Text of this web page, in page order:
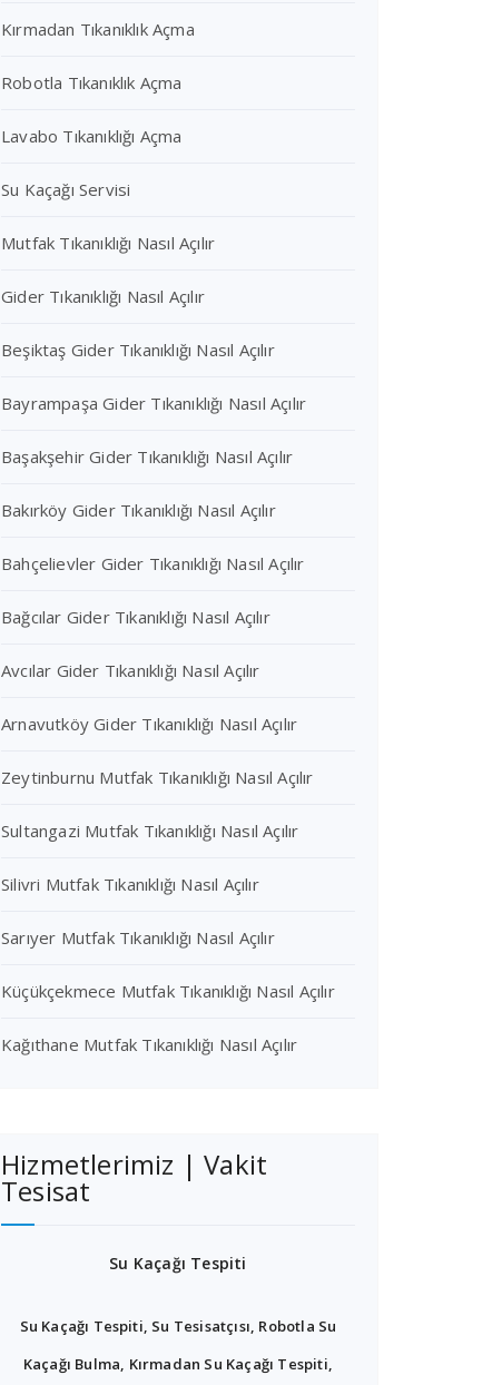
Kırmadan Tıkanıklık Açma
Robotla Tıkanıklık Açma
Lavabo Tıkanıklığı Açma
Su Kaçağı Servisi
Mutfak Tıkanıklığı Nasıl Açılır
Gider Tıkanıklığı Nasıl Açılır
Beşiktaş Gider Tıkanıklığı Nasıl Açılır
Bayrampaşa Gider Tıkanıklığı Nasıl Açılır
Başakşehir Gider Tıkanıklığı Nasıl Açılır
Bakırköy Gider Tıkanıklığı Nasıl Açılır
Bahçelievler Gider Tıkanıklığı Nasıl Açılır
Bağcılar Gider Tıkanıklığı Nasıl Açılır
Avcılar Gider Tıkanıklığı Nasıl Açılır
Arnavutköy Gider Tıkanıklığı Nasıl Açılır
Zeytinburnu Mutfak Tıkanıklığı Nasıl Açılır
Sultangazi Mutfak Tıkanıklığı Nasıl Açılır
Silivri Mutfak Tıkanıklığı Nasıl Açılır
Sarıyer Mutfak Tıkanıklığı Nasıl Açılır
Küçükçekmece Mutfak Tıkanıklığı Nasıl Açılır
Kağıthane Mutfak Tıkanıklığı Nasıl Açılır
Hizmetlerimiz | Vakit
Tesisat
Su Kaçağı Tespiti
Su Kaçağı Tespiti, Su Tesisatçısı, Robotla Su
Kaçağı Bulma, Kırmadan Su Kaçağı Tespiti,